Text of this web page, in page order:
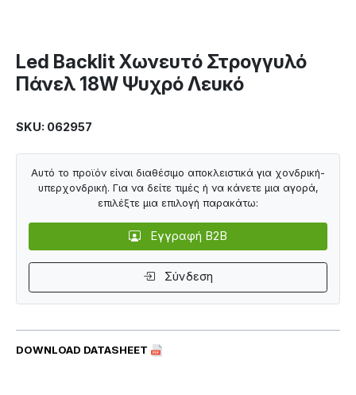
Led Backlit Χωνευτό Στρογγυλό
Πάνελ 18W Ψυχρό Λευκό
SKU: 062957
DOWNLOAD DATASHEET
Αυτό το προϊόν είναι διαθέσιμο αποκλειστικά για χονδρική-
υπερχονδρική. Για να δείτε τιμές ή να κάνετε μια αγορά,
επιλέξτε μια επιλογή παρακάτω:
Εγγραφή B2B
Σύνδεση